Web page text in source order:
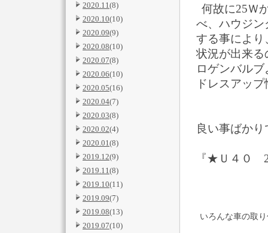
2020.11(8)
2020.10(10)
2020.09(9)
2020.08(10)
2020.07(8)
2020.06(10)
2020.05(16)
2020.04(7)
2020.03(8)
2020.02(4)
2020.01(8)
2019.12(9)
2019.11(8)
2019.10(11)
2019.09(7)
2019.08(13)
2019.07(10)
何故に25Ｗ
べ、ハウジン
する事により
状況が出来
ロゲンバル
ドレスアッ
良い事ばか
『★Ｕ４０
いろんな車の取